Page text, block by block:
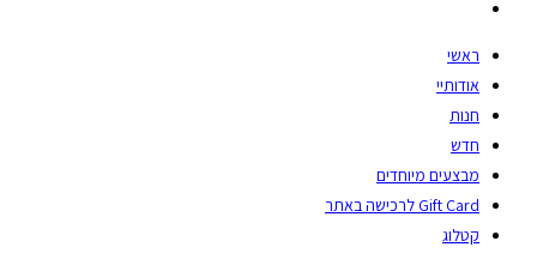
ראשי
אודותיי
חנות
חדש
מבצעים מיוחדים
Gift Card לרכישה באתר
קטלוג